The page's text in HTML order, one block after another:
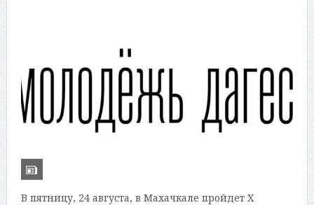
В пятницу, 24 августа, в Махачкале пройдет X